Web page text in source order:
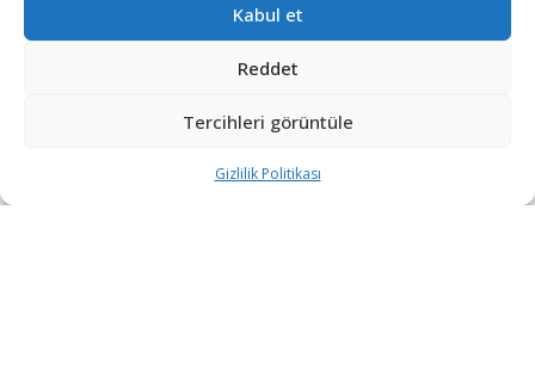
Kabul et
Reddet
Tercihleri görüntüle
Gizlilik Politikası